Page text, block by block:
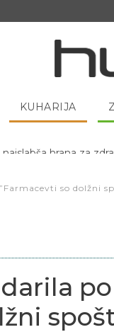
KUHARIJA
dobro pojesti
so dolžni